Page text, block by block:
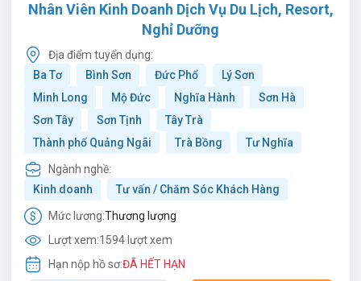
Nhân Viên Kinh Doanh Dịch Vụ Du Lịch, Resort,
Nghỉ Dưỡng
Địa điểm tuyển dụng:
Ba Tơ
Bình Sơn Đức Phổ
Lý Sơn
Minh Long
Mộ Đức Nghĩa Hành
Sơn Hà
Sơn Tây
Sơn Tịnh
Tây Trà
Thành phố Quảng Ngãi
Trà Bồng Tư Nghĩa
Ngành nghề:
Kinh doanh
Tư vấn / Chăm Sóc Khách Hàng
Mức lương:Thương lượng
Lượt xem:1594 lượt xem
Hạn nộp hồ sơ:ĐÃ HẾT HẠN